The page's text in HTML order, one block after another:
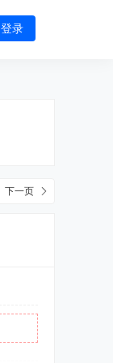
登录
下一页